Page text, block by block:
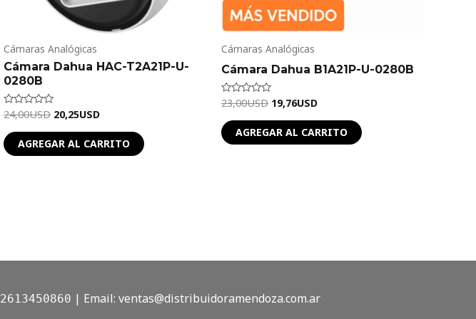
Cámaras Analógicas
Cámara Dahua HAC-T2A21P-U-
0280B
Valorado
de
5
24,00USD 20,25USD
AGREGAR AL CARRITO
Cámaras Analógicas
Cámara Dahua B1A21P-U-0280B
Valorado
de
5
23,00USD 19,76USD
AGREGAR AL CARRITO
2613450860 | Email: ventas@distribuidoramendoza.com.ar